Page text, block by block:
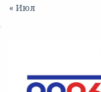
« Июл